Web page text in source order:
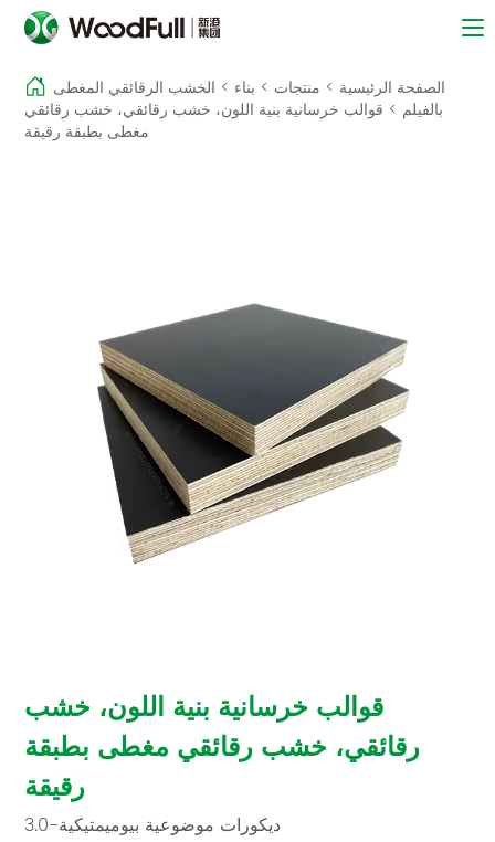
الصفحة الرئيسية > منتجات > بناء > الخشب الرقائقي المغطى
بالفيلم > قوالب خرسانية بنية اللون، خشب رقائقي، خشب رقائقي
مغطى بطبقة رقيقة
قوالب خرسانية بنية اللون، خشب
رقائقي، خشب رقائقي مغطى بطبقة
رقيقة
ديكورات موضوعية بيوميمتيكية-3.0